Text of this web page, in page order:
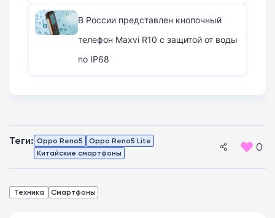
В России представлен кнопочный
телефон Maxvi R10 с защитой от воды
по IP68
Теги: Oppo Reno5
Oppo Reno5 Lite
Китайские смартфоны
0
Техника Смартфоны